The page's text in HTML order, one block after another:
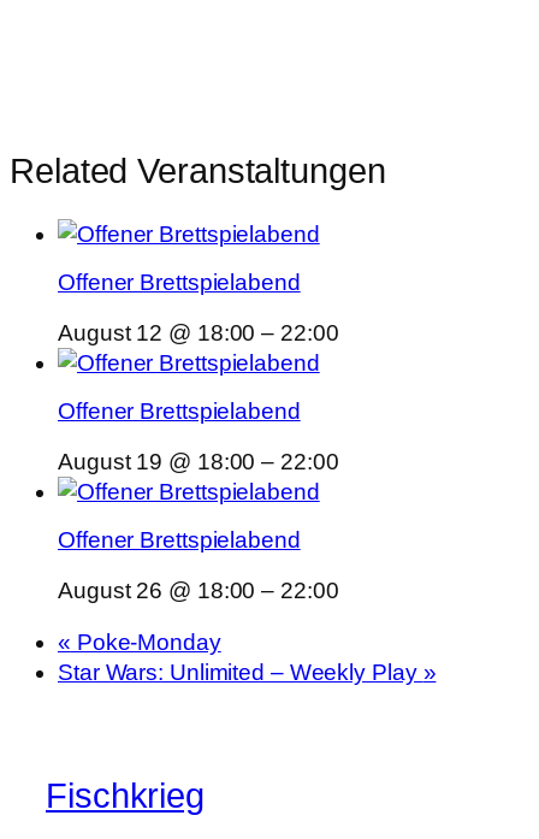
Related Veranstaltungen
Offener Brettspielabend
August 12 @ 18:00 – 22:00
Offener Brettspielabend
August 19 @ 18:00 – 22:00
Offener Brettspielabend
August 26 @ 18:00 – 22:00
« Poke-Monday
Star Wars: Unlimited – Weekly Play »
Fischkrieg